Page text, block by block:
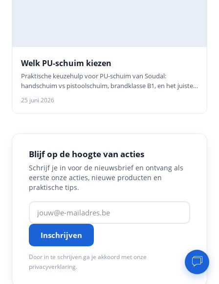
Welk PU-schuim kiezen
Praktische keuzehulp voor PU-schuim van Soudal:
handschuim vs pistoolschuim, brandklasse B1, en het juiste
25 juni 2026
Blijf op de hoogte van acties
Schrijf je in voor de nieuwsbrief en ontvang als
eerste onze acties, nieuwe producten en
praktische tips.
Inschrijven
Door in te schrijven ga je akkoord met onze
privacyverklaring.